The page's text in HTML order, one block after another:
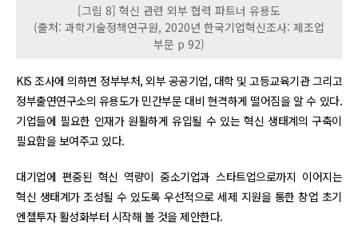
[그림 8] 혁신 관련 외부 협력 파트너 유용도
(출처: 과학기술정책연구원, 2020년 한국기업혁신조사: 제조업
부문 p 92)
KIS 조사에 의하면 정부부처, 외부 공공기업, 대학 및 고등교육기관 그리고
정부출연연구소의 유용도가 민간부문 대비 현격하게 떨어짐을 알 수 있다.
기업들에 필요한 인재가 원활하게 유입될 수 있는 혁신 생태계의 구축이
필요함을 보여주고 있다.
대기업에 편중된 혁신 역량이 중소기업과 스타트업으로까지 이어지는
혁신 생태계가 조성될 수 있도록 우선적으로 세제 지원을 통한 창업 초기
엔젤투자 활성화부터 시작해 볼 것을 제안한다.